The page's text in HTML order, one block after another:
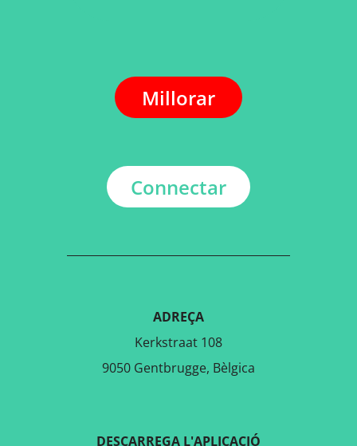
Millorar
Connectar
ADREÇA
Kerkstraat 108
9050 Gentbrugge, Bèlgica
DESCARREGA L'APLICACIÓ